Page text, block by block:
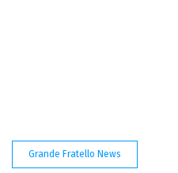
Grande Fratello News